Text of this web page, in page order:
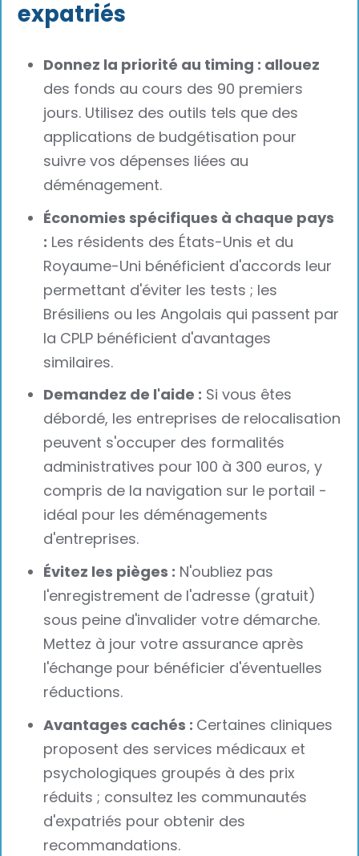
expatriés
Donnez la priorité au timing : allouez
des fonds au cours des 90 premiers
jours. Utilisez des outils tels que des
applications de budgétisation pour
suivre vos dépenses liées au
déménagement.
Économies spécifiques à chaque pays
: Les résidents des États-Unis et du
Royaume-Uni bénéficient d'accords leur
permettant d'éviter les tests ; les
Brésiliens ou les Angolais qui passent par
la CPLP bénéficient d'avantages
similaires.
Demandez de l'aide : Si vous êtes
débordé, les entreprises de relocalisation
peuvent s'occuper des formalités
administratives pour 100 à 300 euros, y
compris de la navigation sur le portail -
idéal pour les déménagements
d'entreprises.
Évitez les pièges : N'oubliez pas
l'enregistrement de l'adresse (gratuit)
sous peine d'invalider votre démarche.
Mettez à jour votre assurance après
l'échange pour bénéficier d'éventuelles
réductions.
Avantages cachés : Certaines cliniques
proposent des services médicaux et
psychologiques groupés à des prix
réduits ; consultez les communautés
d'expatriés pour obtenir des
recommandations.